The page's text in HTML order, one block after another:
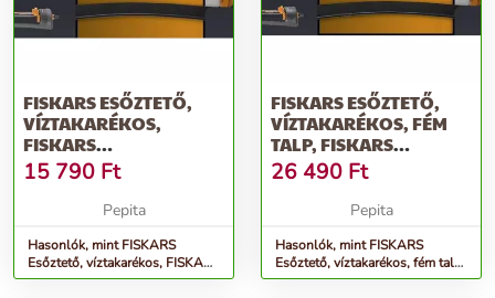
FISKARS ESŐZTETŐ,
VÍZTAKARÉKOS,
FISKARS
&QUOT;COMFORT&QUOT;
15 790 Ft
Pepita
Hasonlók, mint FISKARS
Esőztető, víztakarékos, FISKARS
&quot;Comfort&quot;
FISKARS ESŐZTETŐ,
VÍZTAKARÉKOS, FÉM
TALP, FISKARS
&QUOT;COMFORT&QUOT;
26 490 Ft
Pepita
Hasonlók, mint FISKARS
Esőztető, víztakarékos, fém talp,
FISKARS &quot;Comfort&quot;